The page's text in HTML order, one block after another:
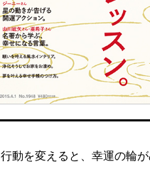
行動を変えると、幸運の輪